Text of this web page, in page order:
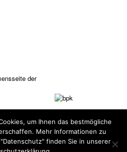
der
um Ihnen das bestmögliche
Mehr Informationen zu
finden Sie in unserer